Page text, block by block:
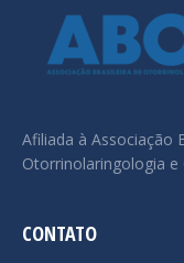
Afiliada à Associação
Otorrinolaringologia e
CONTATO